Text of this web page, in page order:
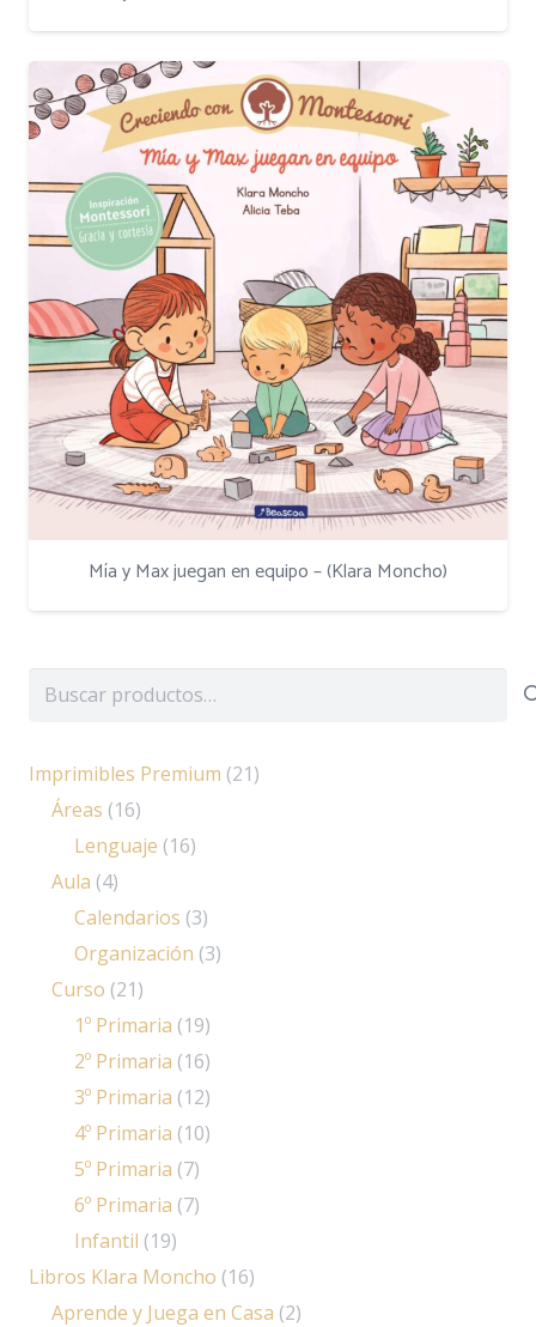
Mía y Max juegan en equipo – (Klara Moncho)
Buscar
Imprimibles Premium (21)
Áreas (16)
Lenguaje (16)
Aula (4)
Calendarios (3)
Organización (3)
Curso (21)
1º Primaria (19)
2º Primaria (16)
3º Primaria (12)
4º Primaria (10)
5º Primaria (7)
6º Primaria (7)
Infantil (19)
Libros Klara Moncho (16)
Aprende y Juega en Casa (2)